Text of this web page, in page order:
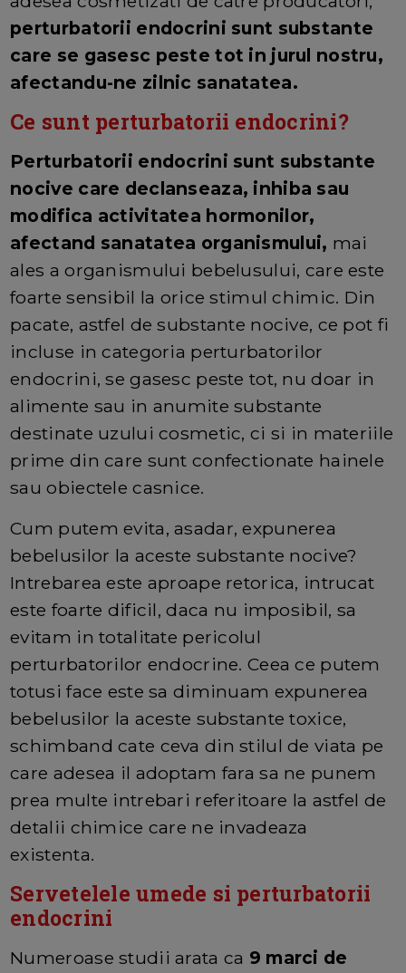
perturbatorii endocrini sunt substante
care se gasesc peste tot in jurul nostru,
afectandu-ne zilnic sanatatea.
Ce sunt perturbatorii endocrini?
Perturbatorii endocrini sunt substante
nocive care declanseaza, inhiba sau
modifica activitatea hormonilor,
afectand sanatatea organismului, mai
ales a organismului bebelusului, care este
foarte sensibil la orice stimul chimic. Din
pacate, astfel de substante nocive, ce pot fi
incluse in categoria perturbatorilor
endocrini, se gasesc peste tot, nu doar in
alimente sau in anumite substante
destinate uzului cosmetic, ci si in materiile
prime din care sunt confectionate hainele
sau obiectele casnice.
Cum putem evita, asadar, expunerea
bebelusilor la aceste substante nocive?
Intrebarea este aproape retorica, intrucat
este foarte dificil, daca nu imposibil, sa
evitam in totalitate pericolul
perturbatorilor endocrine. Ceea ce putem
totusi face este sa diminuam expunerea
bebelusilor la aceste substante toxice,
schimband cate ceva din stilul de viata pe
care adesea il adoptam fara sa ne punem
prea multe intrebari referitoare la astfel de
detalii chimice care ne invadeaza
existenta.
Servetelele umede si perturbatorii
endocrini
Numeroase studii arata ca 9 marci de